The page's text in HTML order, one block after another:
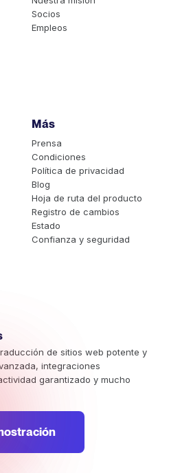
Socios
Empleos
Más
Prensa
Condiciones
Política de privacidad
Blog
Hoja de ruta del producto
Registro de cambios
Estado
Confianza y seguridad
de sitios web potente y
integraciones
garantizado y mucho